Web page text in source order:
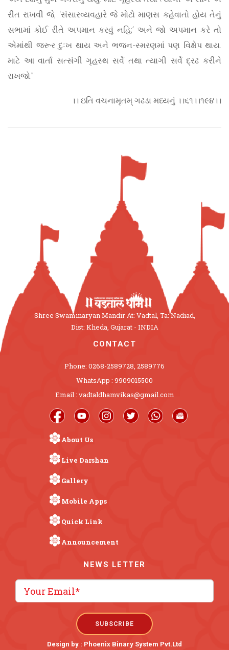
રીત રાખવી જે, ‘સંસારવ્યવહારે જે મોટો માણસ કહેવાતો હોય તેનું
સભામાં કોઈ રીતે અપમાન કરવું નહિ;’ અને જો અપમાન કરે તો
એમાંથી જરૂર દુઃખ થાય અને ભજન-સ્મરણમાં પણ વિક્ષેપ થાય.
માટે આ વાર્તા સત્સંગી ગૃહસ્થ સર્વે તથા ત્યાગી સર્વે દ્રઢ કરીને
રાખજો.”
।। ઇતિ વચનામૃતમ્ ગઢડા મધ્યનું ।।૬૧।।૧૯૪।।
Shree Swaminaryan Mandir At: Vadtal, Ta: Nadiad,
Dist: Kheda, Gujarat - INDIA
CONTACT
Phone: 0268-2589728, 2589776
WhatsApp : 9909015500
Email : vadtaldhamvikas@gmail.com
About Us
Live Darshan
Gallery
Mobile Apps
Quick Link
Announcement
NEWS LETTER
Design by : Phoenix Binary System Pvt.Ltd